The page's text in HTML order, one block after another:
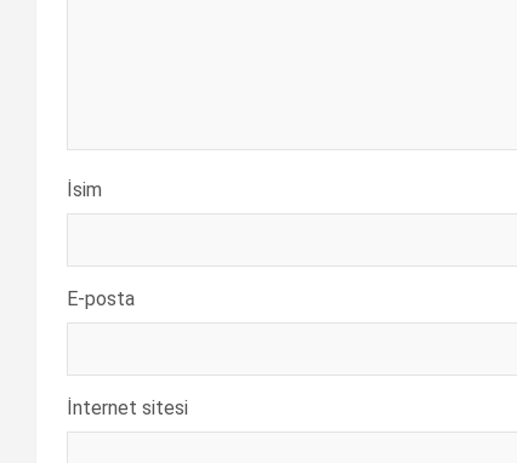
İsim
E-posta
İnternet sitesi